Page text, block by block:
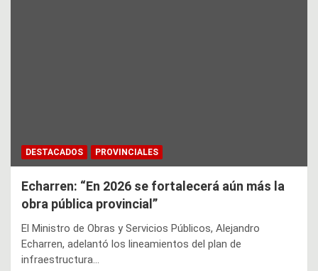
DESTACADOS PROVINCIALES
Echarren: “En 2026 se fortalecerá aún más la
obra pública provincial”
El Ministro de Obras y Servicios Públicos, Alejandro
Echarren, adelantó los lineamientos del plan de
infraestructura…